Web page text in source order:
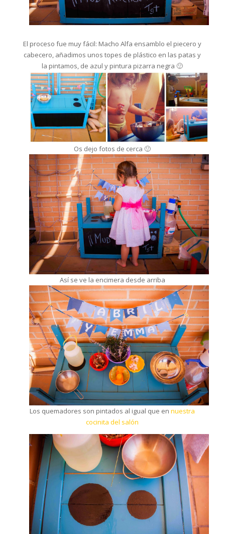
El proceso fue muy fácil: Macho Alfa ensamblo el piecero y
cabecero, añadimos unos topes de plástico en las patas y
la pintamos, de azul y pintura pizarra negra 🙂
Os dejo fotos de cerca 🙂
Así se ve la encimera desde arriba
Los quemadores son pintados al igual que ennuestra
cocinita del salón